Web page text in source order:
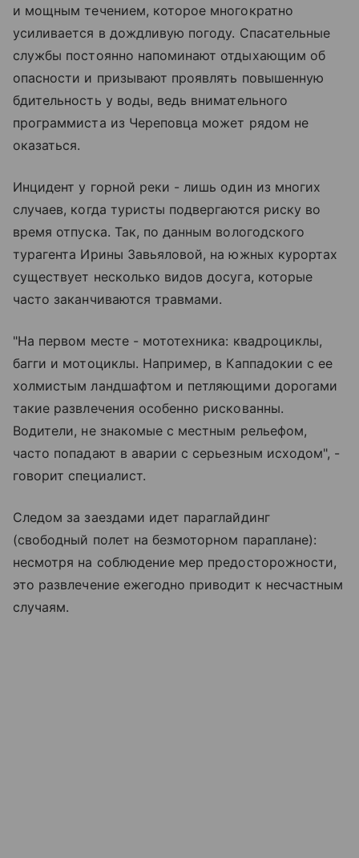
и мощным течением, которое многократно
усиливается в дождливую погоду. Спасательные
службы постоянно напоминают отдыхающим об
опасности и призывают проявлять повышенную
бдительность у воды, ведь внимательного
программиста из Череповца может рядом не
оказаться.
Инцидент у горной реки - лишь один из многих
случаев, когда туристы подвергаются риску во
время отпуска. Так, по данным вологодского
турагента Ирины Завьяловой, на южных курортах
существует несколько видов досуга, которые
часто заканчиваются травмами.
"На первом месте - мототехника: квадроциклы,
багги и мотоциклы. Например, в Каппадокии с ее
холмистым ландшафтом и петляющими дорогами
такие развлечения особенно рискованны.
Водители, не знакомые с местным рельефом,
часто попадают в аварии с серьезным исходом", -
говорит специалист.
Следом за заездами идет параглайдинг
(свободный полет на безмоторном параплане):
несмотря на соблюдение мер предосторожности,
это развлечение ежегодно приводит к несчастным
случаям.